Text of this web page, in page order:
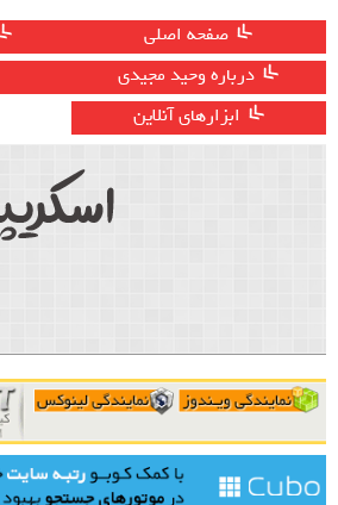
صفحه اصلی
درباره وحید مجیدی
ابزارهای آنلاین